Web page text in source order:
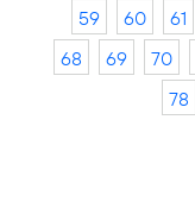
59
60 61
68
69 70
78